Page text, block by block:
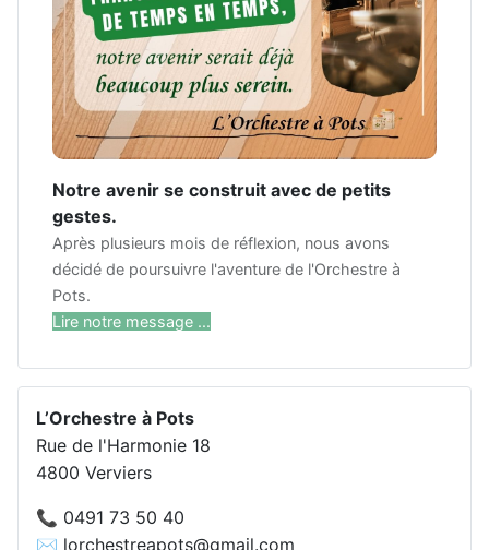
Notre avenir se construit avec de petits
gestes.
Après plusieurs mois de réflexion, nous avons
décidé de poursuivre l'aventure de l'Orchestre à
Pots.
Lire notre message ...
L’Orchestre à Pots
Rue de l'Harmonie 18
4800 Verviers
📞 0491 73 50 40
✉️ lorchestreapots@gmail.com